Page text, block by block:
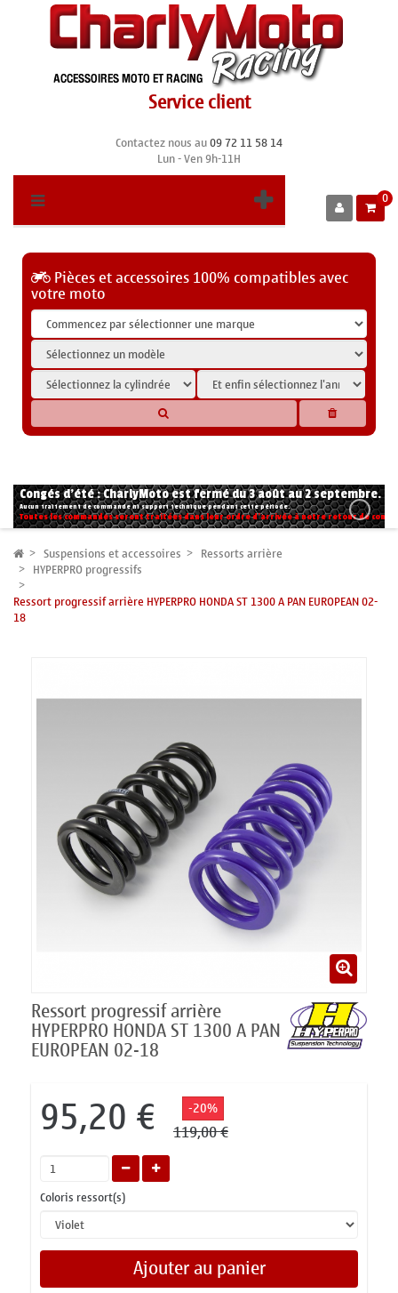
Service client
Contactez nous au09 72 11 58 14
Lun - Ven 9h-11H
0
Pièces et accessoires 100% compatibles avec
votre moto
Congés d'été : CharlyMoto est fermé du 3 août au 2 septembre.
Aucun traitement de commande ni support technique pendant cette période.
Toutes les commandes seront traitées dans leur ordre d'arrivée à notre retour de
Suspensions et accessoires Ressorts arrière
HYPERPRO progressifs
Ressort progressif arrière HYPERPRO HONDA ST 1300 A PAN EUROPEAN 02-
18
Ressort progressif arrière
HYPERPRO HONDA ST 1300 A PAN
EUROPEAN 02-18
95,20 € -20%
119,00 €
Coloris ressort(s)
Ajouter au panier